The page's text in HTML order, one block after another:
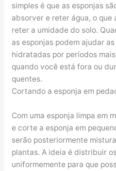
simples é que as esponjas
absorver e reter água, o que
reter a umidade do solo.
as esponjas podem ajudar
hidratadas por períodos
quando você está fora ou
quentes.
Cortando a esponja em
Com uma esponja limpa em
e corte a esponja em
serão posteriormente
plantas. A ideia é distribuir
uniformemente para que